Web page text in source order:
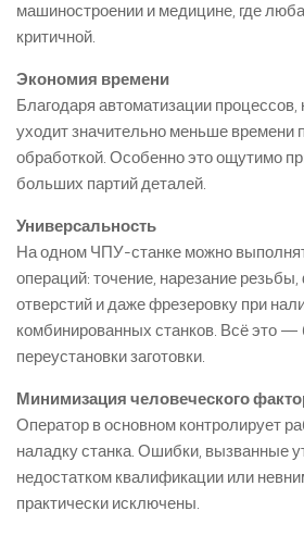
машиностроении и медицине, где
критичной.
Экономия времени
Благодаря автоматизации
уходит значительно меньше времени
обработкой. Особенно это ощутимо
больших партий деталей.
Универсальность
На одном ЧПУ-станке можно
операций: точение, нарезание
отверстий и даже фрезеровку при
комбинированных станков. Всё это —
переустановки заготовки.
Минимизация человеческого
Оператор в основном контролирует
наладку станка. Ошибки, вызванные
недостатком квалификации или
практически исключены.